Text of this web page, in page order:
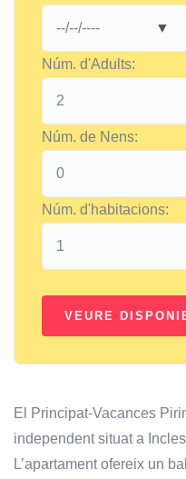
Núm. d'Adults:
Núm. de Nens:
Núm. d'habitacions:
El Principat-Vacances
independent situat a
L’apartament ofereix un